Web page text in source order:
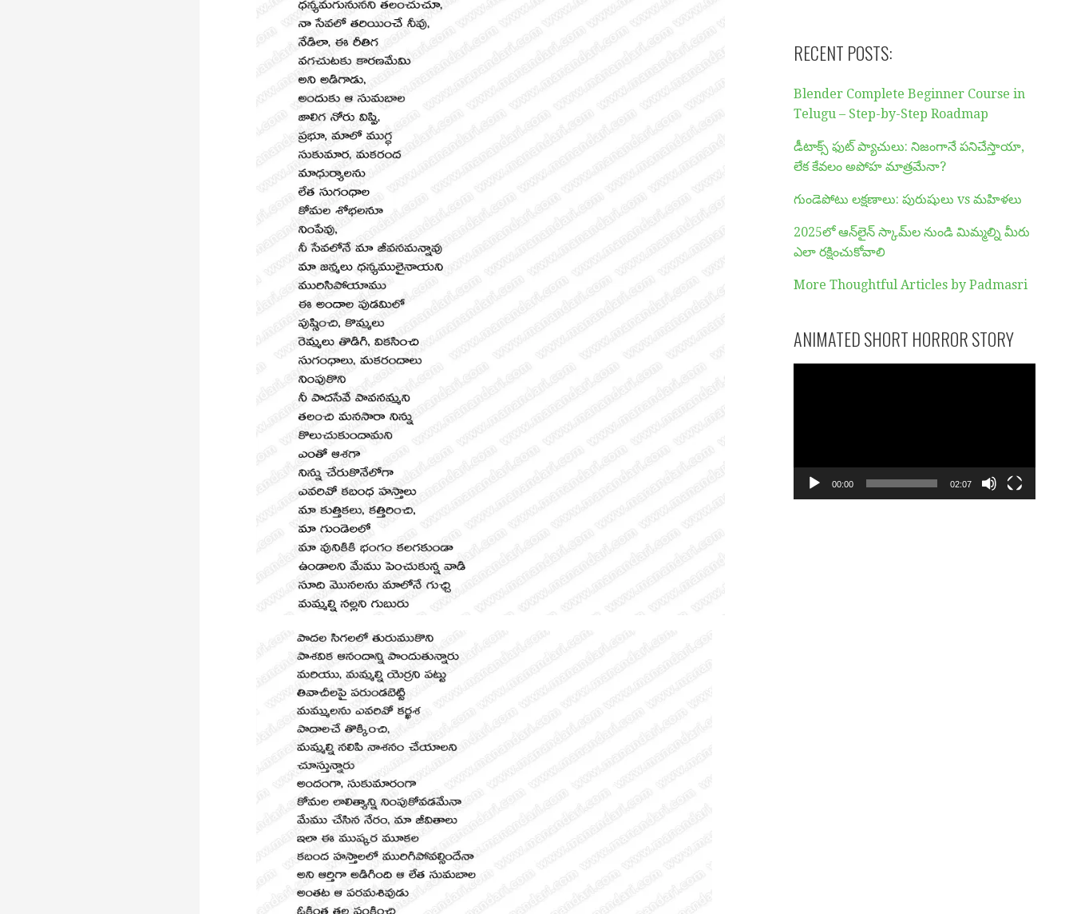
RECENT POSTS:
Blender Complete Beginner Course in
Telugu – Step-by-Step Roadmap
డీటాక్స్ ఫుట్ ప్యాచులు: నిజంగానే పనిచేస్తాయా,
లేక కేవలం అపోహ మాత్రమేనా?
గుండెపోటు లక్షణాలు: పురుషులు vs మహిళలు
2025లో ఆన్‌లైన్ స్కామ్‌ల నుండి మిమ్మల్ని మీరు
ఎలా రక్షించుకోవాలి
More Thoughtful Articles by Padmasri
ANIMATED SHORT HORROR STORY
00:00 02:07